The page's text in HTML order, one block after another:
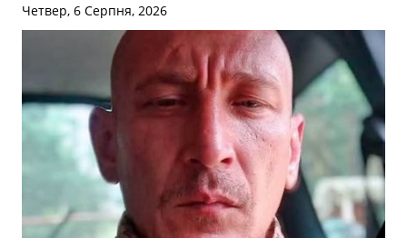
Четвер, 6 Серпня, 2026